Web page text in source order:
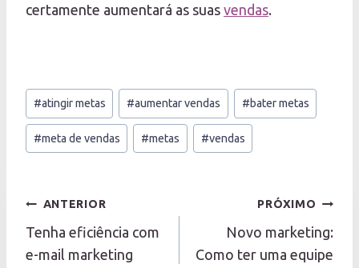
certamente aumentará as suas vendas.
Tags
do
Post:
#atingir metas #aumentar vendas #bater metas
#meta de vendas #metas #vendas
Navegação
de
ANTERIOR
Tenha eficiência com
e-mail marketing
PRÓXIMO
Novo marketing:
Como ter uma equipe